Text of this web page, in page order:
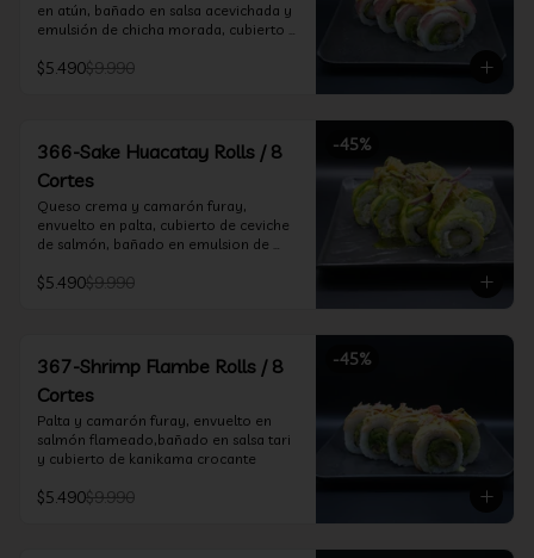
en atún, bañado en salsa acevichada y
emulsión de chicha morada, cubierto
$5.490$9.990
-45%
366-Sake Huacatay Rolls / 8
Cortes
Queso crema y camarón furay,
envuelto en palta, cubierto de ceviche
de salmón, bañado en emulsion de
$5.490$9.990
-45%
367-Shrimp Flambe Rolls / 8
Cortes
Palta y camarón furay, envuelto en
salmón flameado,bañado en salsa tari
y cubierto de kanikama crocante
$5.490$9.990